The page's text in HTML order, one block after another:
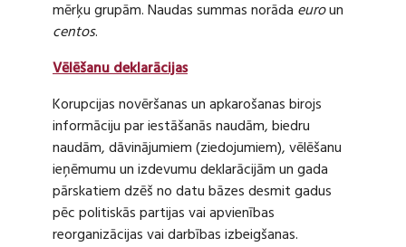
mērķu grupām. Naudas summas norāda euroun
centos.
Vēlēšanu deklarācijas
Korupcijas novēršanas un apkarošanas birojs
informāciju par iestāšanās naudām, biedru
naudām, dāvinājumiem (ziedojumiem), vēlēšanu
ieņēmumu un izdevumu deklarācijām un gada
pārskatiem dzēš no datu bāzes desmit gadus
pēc politiskās partijas vai apvienības
reorganizācijas vai darbības izbeigšanas.